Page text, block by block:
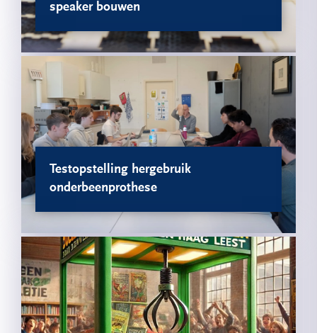
speaker bouwen
Testopstelling hergebruik
onderbeenprothese